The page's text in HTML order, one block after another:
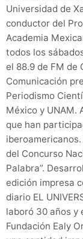
Universidad de
conductor del
Academia
todos los
el 88.9 de FM de
Comunicación
Periodismo
México y UNAM.
que han
del Concurso
Palabra”.
edición impresa
diario EL
laboró 30 años y
Fundación Ealy